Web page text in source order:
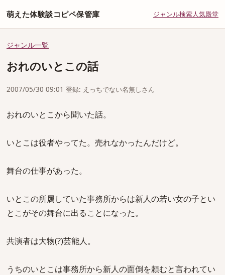
萌えた体験談コピペ保管庫 ジャンル検索人気殿堂
ジャンル一覧
おれのいとこの話
2007/05/30 09:01 登録: えっちでない名無しさん
おれのいとこから聞いた話。
いとこは役者やってた。売れなかったんだけど。
舞台の仕事があった。
いとこの所属していた事務所からは新人の若い女の子とい
とこがその舞台に出ることになった。
共演者は大物(?)芸能人。
うちのいとこは事務所から新人の面倒を頼むと言われてい